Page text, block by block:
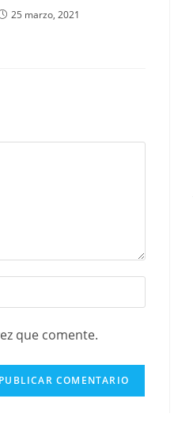
25 marzo, 2021
que comente.